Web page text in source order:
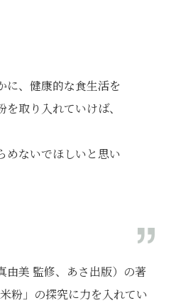
に、健康的な食生活を
取り入れていけば、
めないでほしいと思い
由美 監修、あさ出版）の著
粉」の探究に力を入れてい